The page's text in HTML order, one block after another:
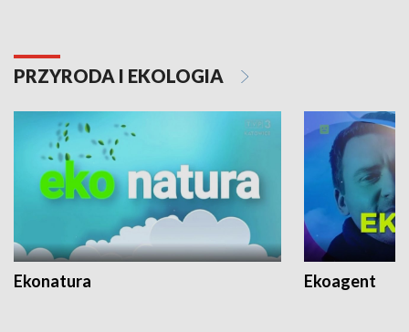
PRZYRODA I EKOLOGIA
Ekonatura Ekoagent